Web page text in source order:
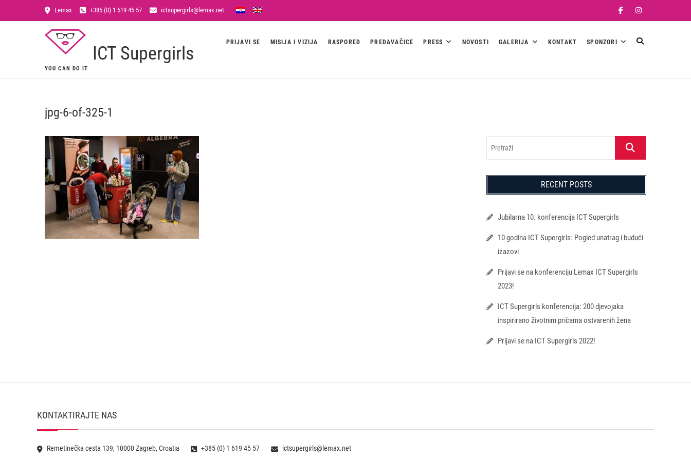
Lemax +385 (0) 1 619 45 57 ictsupergirls@lemax.net FacebookInstagram
ICT Supergirls
YOU CAN DO IT
PRIJAVI SE MISIJA I VIZIJA RASPORED PREDAVAČICE PRESS NOVOSTI GALERIJA KONTAKT SPONZORI
jpg-6-of-325-1
Pretraži
RECENT POSTS
Jubilarna 10. konferencija ICT Supergirls
10 godina ICT Supergirls: Pogled unatrag i budući
izazovi
Prijavi se na konferenciju Lemax ICT Supergirls
2023!
ICT Supergirls konferencija: 200 djevojaka
inspirirano životnim pričama ostvarenih žena
Prijavi se na ICT Supergirls 2022!
KONTAKTIRAJTE NAS
Remetinečka cesta 139, 10000 Zagreb, Croatia +385 (0) 1 619 45 57 ictsupergirls@lemax.net